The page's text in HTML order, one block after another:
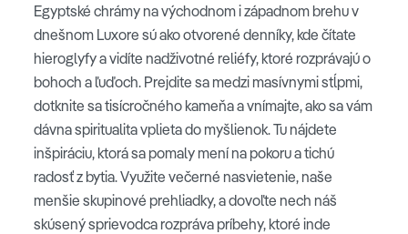
Egyptské chrámy na východnom i západnom brehu v
dnešnom Luxore sú ako otvorené denníky, kde čítate
hieroglyfy a vidíte nadživotné reliéfy, ktoré rozprávajú o
bohoch a ľuďoch. Prejdite sa medzi masívnymi stĺpmi,
dotknite sa tisícročného kameňa a vnímajte, ako sa vám
dávna spiritualita vplieta do myšlienok. Tu nájdete
inšpiráciu, ktorá sa pomaly mení na pokoru a tichú
radosť z bytia. Využite večerné nasvietenie, naše
menšie skupinové prehliadky, a dovoľte nech náš
skúsený sprievodca rozpráva príbehy, ktoré inde